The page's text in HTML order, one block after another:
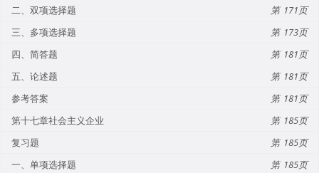
二、双项选择题
171
三、多项选择题
173
四、简答题
181
五、论述题
181
参考答案
181
第十七章社会主义企业
185
复习题
185
一、单项选择题
185